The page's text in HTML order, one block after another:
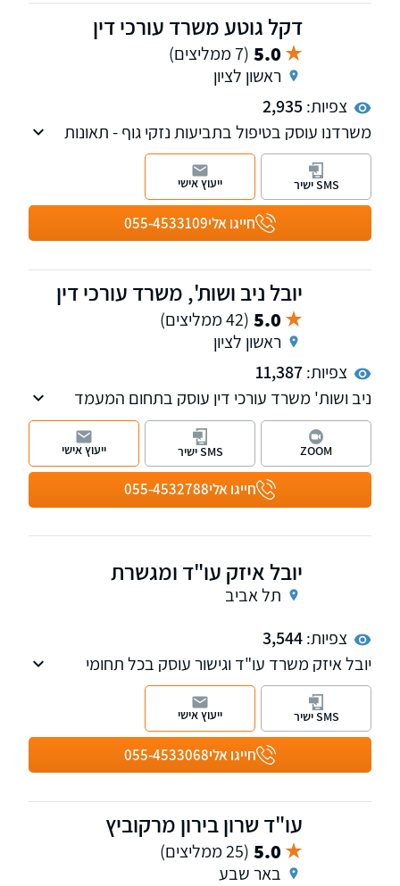
דקל גוטע משרד עורכי דין
5.0 (7 ממליצים)
ראשון לציון
צפיות:2,935
משרדנו עוסק בטיפול בתביעות נזקי גוף - תאונות
דרכים, תאונות עבודה, ביטוח לאומי, משרד
הביטחון, רשלנות רפואית ופוליסות ביטוח פרטיות.
חייגו אלי055-4533109
SMS ישיר ייעוץ אישי
יובל ניב ושות', משרד עורכי דין
5.0 (42 ממליצים)
ראשון לציון
צפיות:11,387
ניב ושות' משרד עורכי דין עוסק בתחום המעמד
האישי ודיני המשפחה והירושה. בנוסף, במשרד
מחלקות העוסקות בדיני עבודה ונזיקין. למשרד
שלוחות ברמת גן, ראשון לציון ונתניה.
חייגו אלי055-4532788
ZOOM SMS ישיר ייעוץ אישי
יובל איזק עו"ד ומגשרת
תל אביב
צפיות:3,544
יובל איזק משרד עו"ד וגישור עוסק בכל תחומי
הנזיקין לרבות תביעות מול הביטוח הלאומי, וכמו
בייפוי כוח מתמשך
חייגו אלי055-4533068
SMS ישיר ייעוץ אישי
עו"ד שרון בירון מרקוביץ
5.0 (25 ממליצים)
באר שבע